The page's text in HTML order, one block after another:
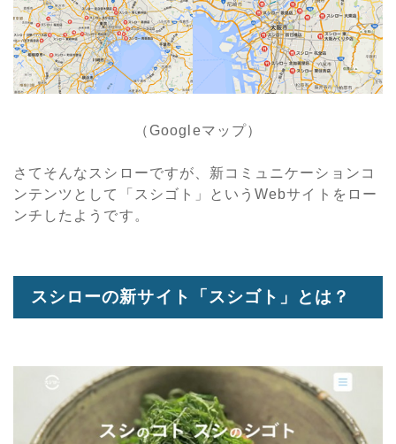
（Googleマップ）
さてそんなスシローですが、新コミュニケーションコ
ンテンツとして「スシゴト」というWebサイトをロー
ンチしたようです。
スシローの新サイト「スシゴト」とは？